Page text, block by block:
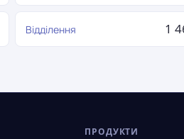
Відділення 1
ПРОДУКТИ